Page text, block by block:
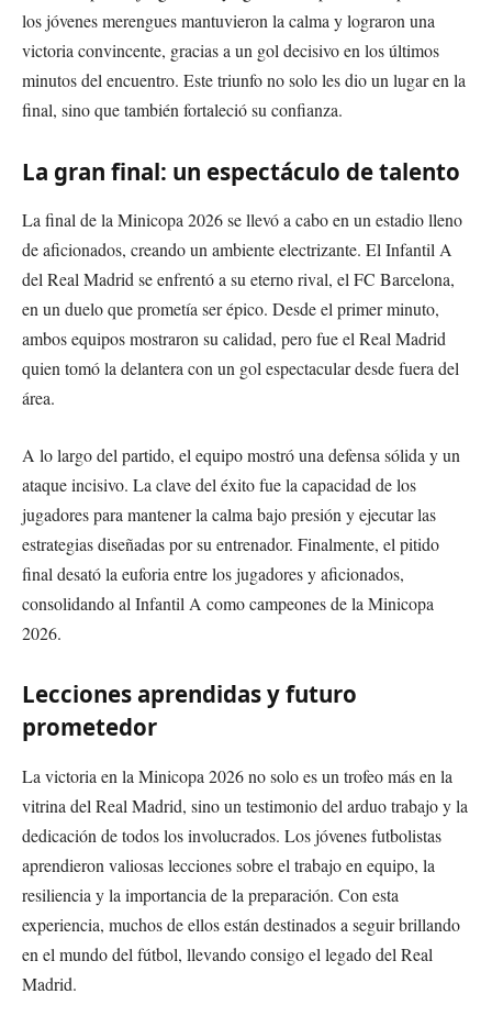
los jóvenes merengues mantuvieron la calma y lograron una
victoria convincente, gracias a un gol decisivo en los últimos
minutos del encuentro. Este triunfo no solo les dio un lugar en la
final, sino que también fortaleció su confianza.
La gran final: un espectáculo de talento
La final de la Minicopa 2026 se llevó a cabo en un estadio lleno
de aficionados, creando un ambiente electrizante. El Infantil A
del Real Madrid se enfrentó a su eterno rival, el FC Barcelona,
en un duelo que prometía ser épico. Desde el primer minuto,
ambos equipos mostraron su calidad, pero fue el Real Madrid
quien tomó la delantera con un gol espectacular desde fuera del
área.
A lo largo del partido, el equipo mostró una defensa sólida y un
ataque incisivo. La clave del éxito fue la capacidad de los
jugadores para mantener la calma bajo presión y ejecutar las
estrategias diseñadas por su entrenador. Finalmente, el pitido
final desató la euforia entre los jugadores y aficionados,
consolidando al Infantil A como campeones de la Minicopa
2026.
Lecciones aprendidas y futuro
prometedor
La victoria en la Minicopa 2026 no solo es un trofeo más en la
vitrina del Real Madrid, sino un testimonio del arduo trabajo y la
dedicación de todos los involucrados. Los jóvenes futbolistas
aprendieron valiosas lecciones sobre el trabajo en equipo, la
resiliencia y la importancia de la preparación. Con esta
experiencia, muchos de ellos están destinados a seguir brillando
en el mundo del fútbol, llevando consigo el legado del Real
Madrid.